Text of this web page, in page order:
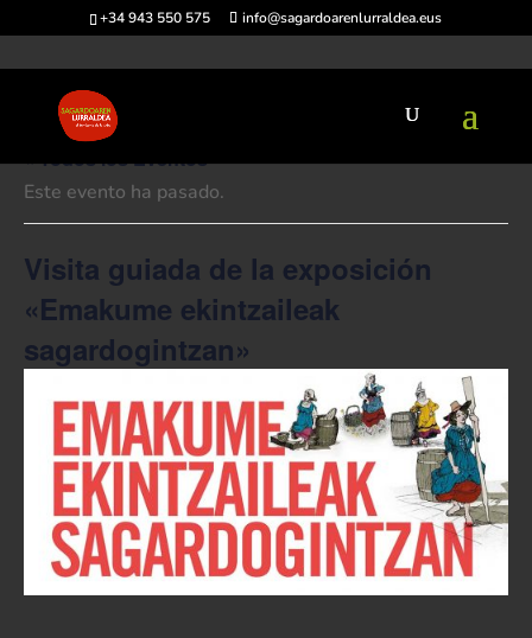
+34 943 550 575 info@sagardoarenlurraldea.eus
« Todos los Eventos
Este evento ha pasado.
Visita guiada de la exposición
«Emakume ekintzaileak
sagardogintzan»